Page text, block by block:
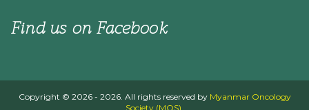
Find us on Facebook
Copyright © 2026 - 2026. All rights reserved by Myanmar Oncology
Society (MOS)